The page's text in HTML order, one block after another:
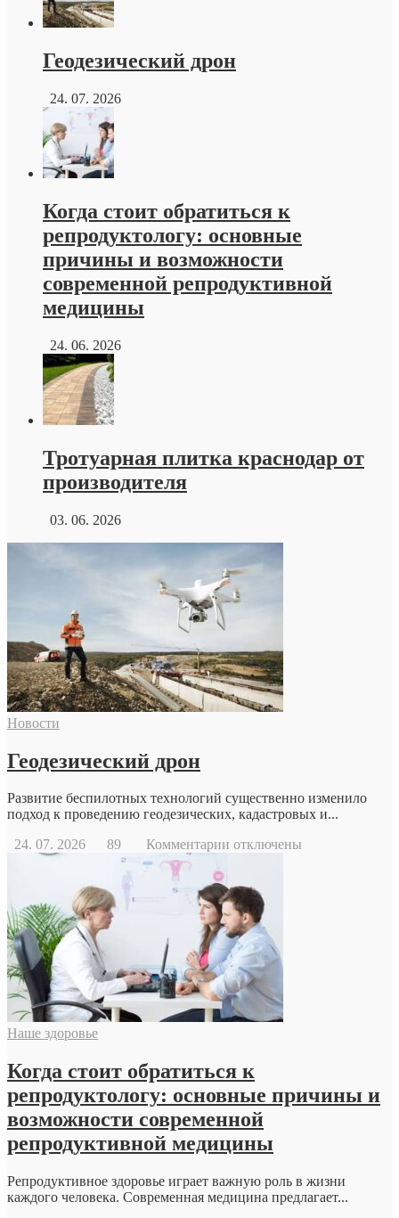
Геодезический дрон
24. 07. 2026
Когда стоит обратиться к
репродуктологу: основные
причины и возможности
современной репродуктивной
медицины
24. 06. 2026
Тротуарная плитка краснодар от
производителя
03. 06. 2026
Новости
Геодезический дрон
Развитие беспилотных технологий существенно изменило
подход к проведению геодезических, кадастровых и...
24. 07. 2026
89 Комментарии к
дрон
отключены
Наше здоровье
Когда стоит обратиться к
репродуктологу: основные причины и
возможности современной
репродуктивной медицины
Репродуктивное здоровье играет важную роль в жизни
каждого человека. Современная медицина предлагает...